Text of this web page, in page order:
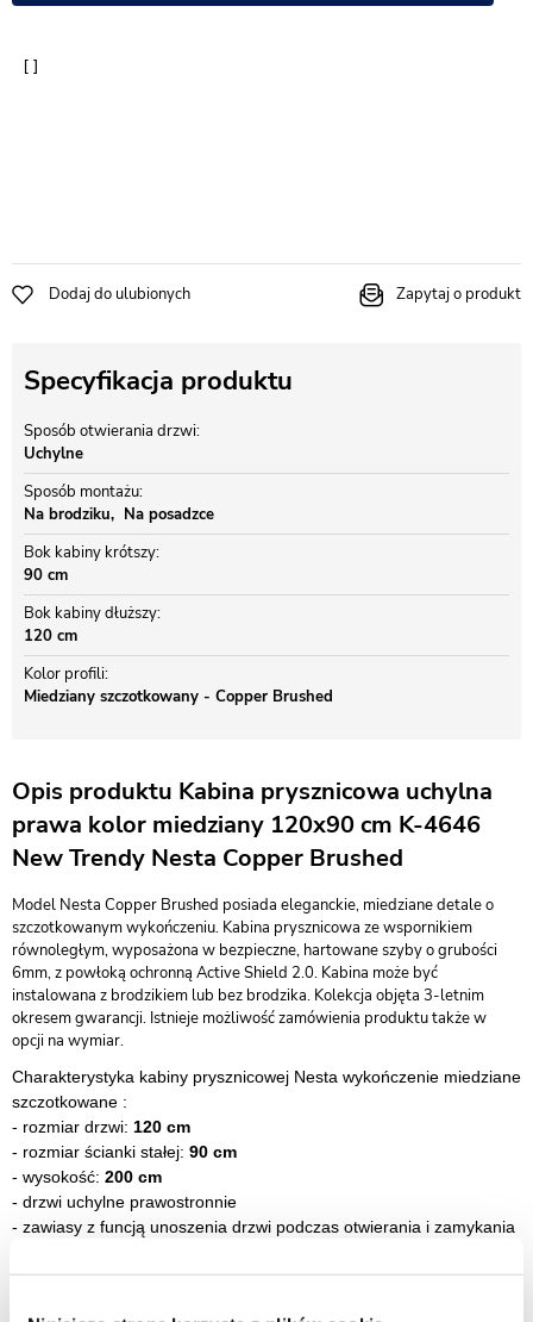
Dodaj do ulubionych Zapytaj o produkt
Specyfikacja produktu
Sposób otwierania drzwi
Uchylne
Sposób montażu
Na brodziku
Na posadzce
Bok kabiny krótszy
90 cm
Bok kabiny dłuższy
120 cm
Kolor profili
Miedziany szczotkowany - Copper Brushed
Opis produktu Kabina prysznicowa uchylna
prawa kolor miedziany 120x90 cm K-4646
New Trendy Nesta Copper Brushed
Model Nesta Copper Brushed posiada eleganckie, miedziane detale o
szczotkowanym wykończeniu. Kabina prysznicowa ze wspornikiem
równoległym, wyposażona w bezpieczne, hartowane szyby o grubości
6mm, z powłoką ochronną Active Shield 2.0. Kabina może być
instalowana z brodzikiem lub bez brodzika. Kolekcja objęta 3-letnim
okresem gwarancji. Istnieje możliwość zamówienia produktu także w
opcji na wymiar.
Charakterystyka kabiny prysznicowej Nesta wykończenie miedziane
szczotkowane :
- rozmiar drzwi: 120 cm
- rozmiar ścianki stałej: 90 cm
- wysokość: 200 cm
- drzwi uchylne prawostronnie
- zawiasy z funcją unoszenia drzwi podczas otwierania i zamykania
-szkło zabezpieczone powłoką Active Shield 2.0 (zapobiega